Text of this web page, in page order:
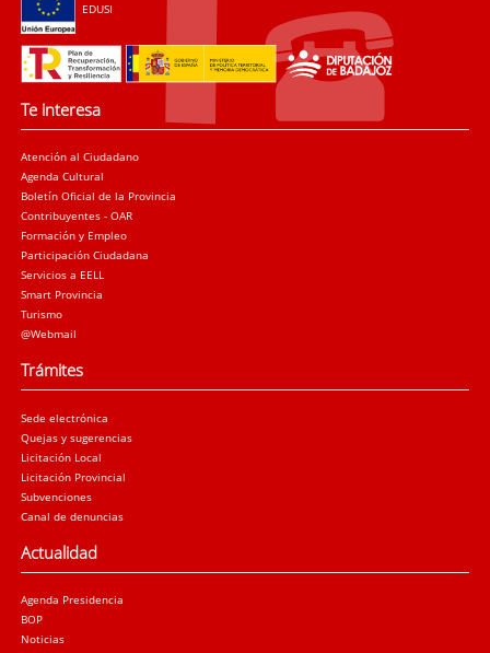
EDUSI
Te interesa
Atención al Ciudadano
Agenda Cultural
Boletín Oficial de la Provincia
Contribuyentes - OAR
Formación y Empleo
Participación Ciudadana
Servicios a EELL
Smart Provincia
Turismo
@Webmail
Trámites
Sede electrónica
Quejas y sugerencias
Licitación Local
Licitación Provincial
Subvenciones
Canal de denuncias
Actualidad
Agenda Presidencia
BOP
Noticias